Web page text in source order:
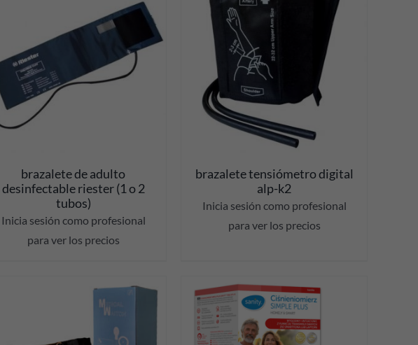
brazalete de adulto
desinfectable riester (1 o 2
tubos)
Inicia sesión como profesional
para ver los precios
DETALLES
brazalete tensiómetro digital
alp-k2
Inicia sesión como profesional
para ver los precios